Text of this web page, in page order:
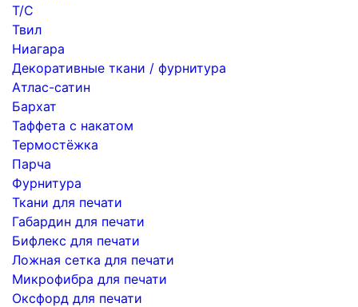
Т/С
Твил
Ниагара
Декоративные ткани / фурнитура
Атлас-сатин
Бархат
Таффета с накатом
Термостёжка
Парча
Фурнитура
Ткани для печати
Габардин для печати
Бифлекс для печати
Ложная сетка для печати
Микрофибра для печати
Оксфорд для печати